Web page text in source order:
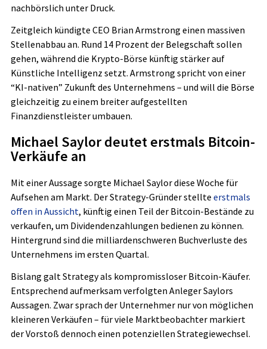
nachbörslich unter Druck.
Zeitgleich kündigte CEO Brian Armstrong einen massiven
Stellenabbau an. Rund 14 Prozent der Belegschaft sollen
gehen, während die Krypto-Börse künftig stärker auf
Künstliche Intelligenz setzt. Armstrong spricht von einer
“KI-nativen” Zukunft des Unternehmens – und will die Börse
gleichzeitig zu einem breiter aufgestellten
Finanzdienstleister umbauen.
Michael Saylor deutet erstmals Bitcoin-
Verkäufe an
Mit einer Aussage sorgte Michael Saylor diese Woche für
Aufsehen am Markt. Der Strategy-Gründer stellte erstmals
offen in Aussicht, künftig einen Teil der Bitcoin-Bestände zu
verkaufen, um Dividendenzahlungen bedienen zu können.
Hintergrund sind die milliardenschweren Buchverluste des
Unternehmens im ersten Quartal.
Bislang galt Strategy als kompromissloser Bitcoin-Käufer.
Entsprechend aufmerksam verfolgten Anleger Saylors
Aussagen. Zwar sprach der Unternehmer nur von möglichen
kleineren Verkäufen – für viele Marktbeobachter markiert
der Vorstoß dennoch einen potenziellen Strategiewechsel.